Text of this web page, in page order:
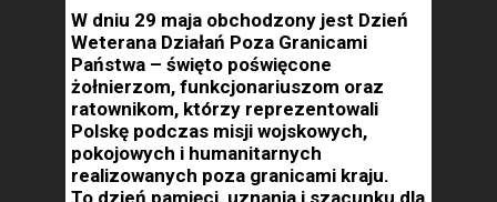
W dniu 29 maja obchodzony jest Dzień
Weterana Działań Poza Granicami
Państwa – święto poświęcone
żołnierzom, funkcjonariuszom oraz
ratownikom, którzy reprezentowali
Polskę podczas misji wojskowych,
pokojowych i humanitarnych
realizowanych poza granicami kraju.
To dzień pamięci, uznania i szacunku dla